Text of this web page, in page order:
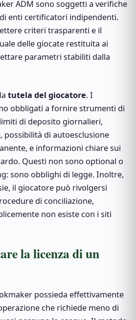
ADM sono soggetti a verifiche
enti certificatori indipendenti.
criteri trasparenti e il
delle giocate restituita ai
parametri stabiliti dalla
tutela del giocatore. I
obbligati a fornire strumenti di
di deposito giornalieri,
possibilità di autoesclusione
e informazioni chiare sui
Questi non sono optional o
sono obblighi di legge. Inoltre,
il giocatore può rivolgersi
di conciliazione,
non esiste con i siti
la licenza di un
possieda effettivamente
che richiede meno di